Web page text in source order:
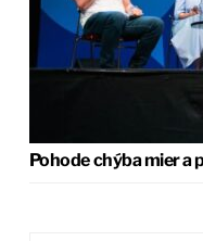
Pohode chýba mier a